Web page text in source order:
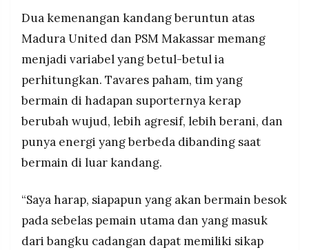
Dua kemenangan kandang beruntun atas
Madura United dan PSM Makassar memang
menjadi variabel yang betul-betul ia
perhitungkan. Tavares paham, tim yang
bermain di hadapan suporternya kerap
berubah wujud, lebih agresif, lebih berani, dan
punya energi yang berbeda dibanding saat
bermain di luar kandang.
“Saya harap, siapapun yang akan bermain besok
pada sebelas pemain utama dan yang masuk
dari bangku cadangan dapat memiliki sikap